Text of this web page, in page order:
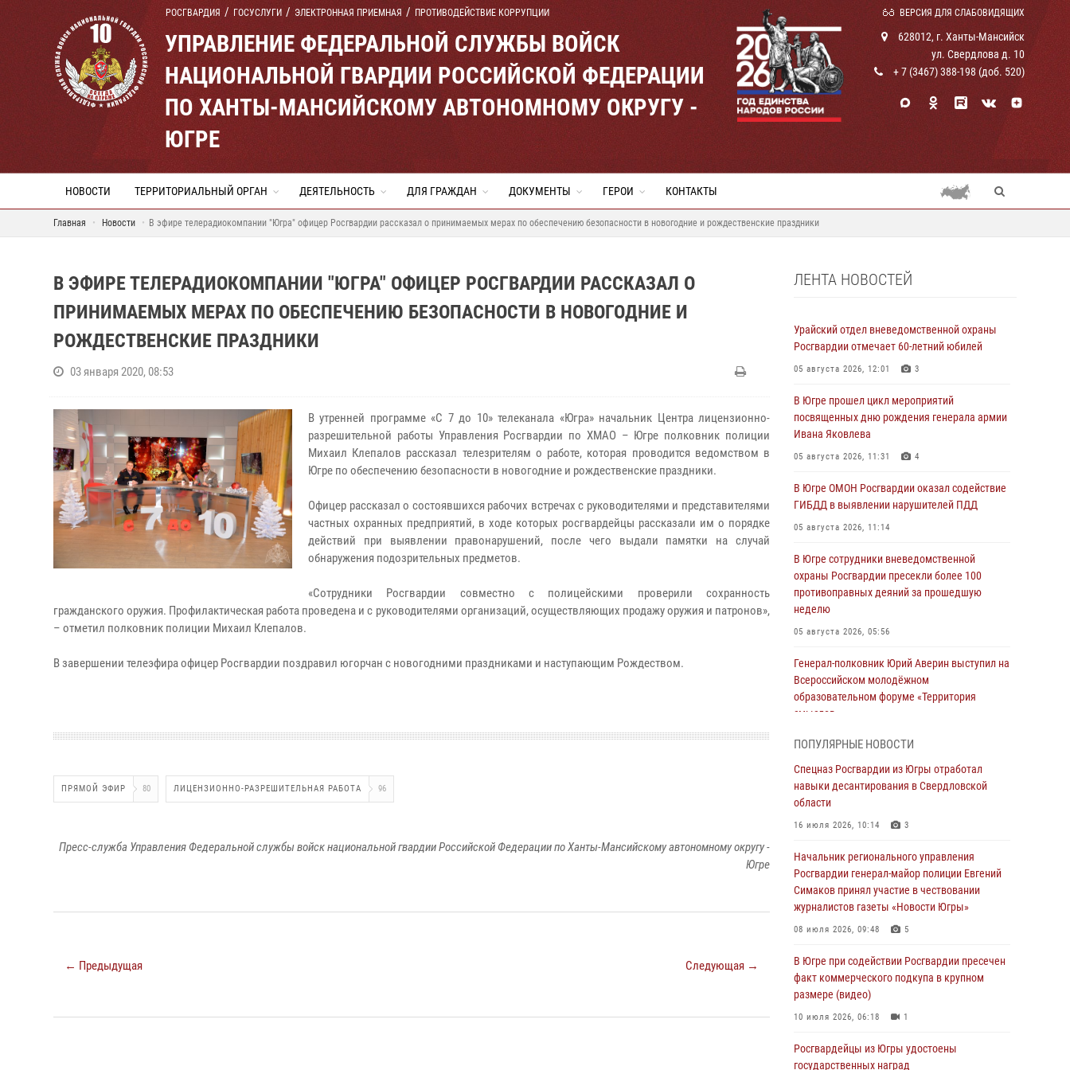
РОСГВАРДИЯ ГОСУСЛУГИ ЭЛЕКТРОННАЯ ПРИЕМНАЯ ПРОТИВОДЕЙСТВИЕ КОРРУПЦИИ ВЕРСИЯ ДЛЯ СЛАБОВИДЯЩИХ
УПРАВЛЕНИЕ ФЕДЕРАЛЬНОЙ СЛУЖБЫ ВОЙСК
НАЦИОНАЛЬНОЙ ГВАРДИИ РОССИЙСКОЙ ФЕДЕРАЦИИ
ПО ХАНТЫ-МАНСИЙСКОМУ АВТОНОМНОМУ ОКРУГУ -
ЮГРЕ
628012, г. Ханты-Мансийск
ул. Свердлова д. 10
+ 7 (3467) 388-198 (доб. 520)
НОВОСТИ ТЕРРИТОРИАЛЬНЫЙ ОРГАН ДЕЯТЕЛЬНОСТЬ ДЛЯ ГРАЖДАН ДОКУМЕНТЫ ГЕРОИ КОНТАКТЫ
Главная Новости В эфире телерадиокомпании "Югра" офицер Росгвардии рассказал о принимаемых мерах по обеспечению безопасности в новогодние и рождественские праздники
В ЭФИРЕ ТЕЛЕРАДИОКОМПАНИИ "ЮГРА" ОФИЦЕР РОСГВАРДИИ РАССКАЗАЛ О
ПРИНИМАЕМЫХ МЕРАХ ПО ОБЕСПЕЧЕНИЮ БЕЗОПАСНОСТИ В НОВОГОДНИЕ И
РОЖДЕСТВЕНСКИЕ ПРАЗДНИКИ
03 января 2020, 08:53
В утренней программе «С 7 до 10» телеканала «Югра» начальник Центра лицензионно-
разрешительной работы Управления Росгвардии по ХМАО – Югре полковник полиции
Михаил Клепалов рассказал телезрителям о работе, которая проводится ведомством в
Югре по обеспечению безопасности в новогодние и рождественские праздники.
Офицер рассказал о состоявшихся рабочих встречах с руководителями и представителями
частных охранных предприятий, в ходе которых росгвардейцы рассказали им о порядке
действий при выявлении правонарушений, после чего выдали памятки на случай
обнаружения подозрительных предметов.
«Сотрудники Росгвардии совместно с полицейскими проверили сохранность
гражданского оружия. Профилактическая работа проведена и с руководителями организаций, осуществляющих продажу оружия и патронов»,
– отметил полковник полиции Михаил Клепалов.
В завершении телеэфира офицер Росгвардии поздравил югорчан с новогодними праздниками и наступающим Рождеством.
ПРЯМОЙ ЭФИР 80 ЛИЦЕНЗИОННО-РАЗРЕШИТЕЛЬНАЯ РАБОТА 96
Пресс-служба Управления Федеральной службы войск национальной гвардии Российской Федерации по Ханты-Мансийскому автономному округу -
Югре
← Предыдущая Следующая →
ЛЕНТА НОВОСТЕЙ
Урайский отдел вневедомственной охраны
Росгвардии отмечает 60-летний юбилей
05 августа 2026, 12:01 3
В Югре прошел цикл мероприятий
посвященных дню рождения генерала армии
Ивана Яковлева
05 августа 2026, 11:31 4
В Югре ОМОН Росгвардии оказал содействие
ГИБДД в выявлении нарушителей ПДД
05 августа 2026, 11:14
В Югре сотрудники вневедомственной
охраны Росгвардии пресекли более 100
противоправных деяний за прошедшую
неделю
05 августа 2026, 05:56
Генерал-полковник Юрий Аверин выступил на
Всероссийском молодёжном
образовательном форуме «Территория
смыслов»
Ключевые события Росгвардии: итоги
недели с 27 июля по 2 августа (видео)
04 августа 2026, 09:54
от нападения дикой лисы в Алтайском крае
04 августа 2026, 06:17 1
Росгвардия обеспечила безопасность
открытия Всероссийских соревнований
ВДВ в столице Югры
03 августа 2026, 09:21 1
Росгвардия противодействует БПЛА ВСУ на
03 августа 2026, 05:29 2
ПОПУЛЯРНЫЕ НОВОСТИ
Спецназ Росгвардии из Югры отработал
навыки десантирования в Свердловской
области
16 июля 2026, 10:14 3
Начальник регионального управления
Росгвардии генерал-майор полиции Евгений
Симаков принял участие в чествовании
журналистов газеты «Новости Югры»
08 июля 2026, 09:48 5
В Югре при содействии Росгвардии пресечен
факт коммерческого подкупа в крупном
размере (видео)
10 июля 2026, 06:18 1
Росгвардейцы из Югры удостоены
государственных наград